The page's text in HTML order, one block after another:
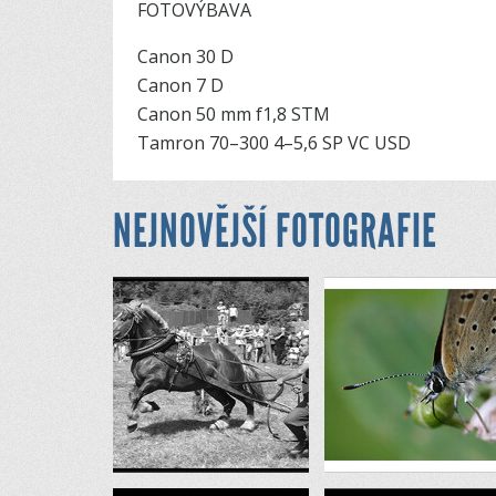
FOTOVÝBAVA
Canon 30 D
Canon 7 D
Canon 50 mm f1,8 STM
Tamron 70–300 4–5,6 SP VC USD
NEJNOVĚJŠÍ FOTOGRAFIE